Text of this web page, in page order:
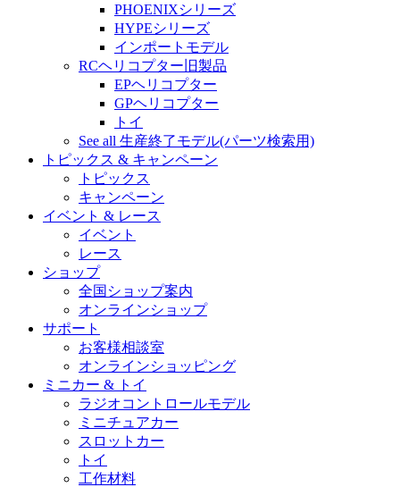
PHOENIXシリーズ
HYPEシリーズ
インポートモデル
RCヘリコプター旧製品
EPヘリコプター
GPヘリコプター
トイ
See all 生産終了モデル(パーツ検索用)
トピックス & キャンペーン
トピックス
キャンペーン
イベント & レース
イベント
レース
ショップ
全国ショップ案内
オンラインショップ
サポート
お客様相談室
オンラインショッピング
ミニカー & トイ
ラジオコントロールモデル
ミニチュアカー
スロットカー
トイ
工作材料